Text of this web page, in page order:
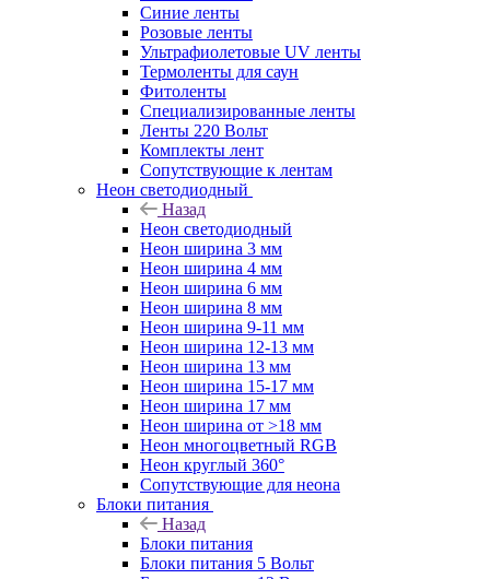
Синие ленты
Розовые ленты
Ультрафиолетовые UV ленты
Термоленты для саун
Фитоленты
Специализированные ленты
Ленты 220 Вольт
Комплекты лент
Сопутствующие к лентам
Неон светодиодный
Назад
Неон светодиодный
Неон ширина 3 мм
Неон ширина 4 мм
Неон ширина 6 мм
Неон ширина 8 мм
Неон ширина 9-11 мм
Неон ширина 12-13 мм
Неон ширина 13 мм
Неон ширина 15-17 мм
Неон ширина 17 мм
Неон ширина от >18 мм
Неон многоцветный RGB
Неон круглый 360°
Сопутствующие для неона
Блоки питания
Назад
Блоки питания
Блоки питания 5 Вольт